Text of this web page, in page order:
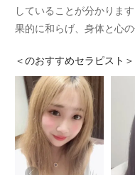
していることが分かりま
果的に和らげ、身体と心
＜のおすすめセラピスト＞